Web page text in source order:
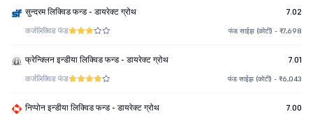
सुन्दरम लिक्विड फन्ड - डायरेक्ट ग्रोथ 7.02
कर्जलिक्विड फंड फंड साईझ (कोटी) - ₹7,698
फ्रेन्क्लिन इन्डीया लिक्विड फन्ड - डायरेक्ट ग्रोथ 7.01
कर्जलिक्विड फंड फंड साईझ (कोटी) - ₹6,043
निप्पोन इन्डीया लिक्विड फन्ड - डायरेक्ट ग्रोथ 7.00